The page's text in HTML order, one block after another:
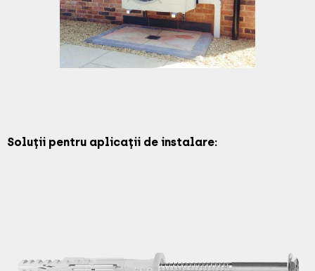
Soluții pentru aplicații de instalare: